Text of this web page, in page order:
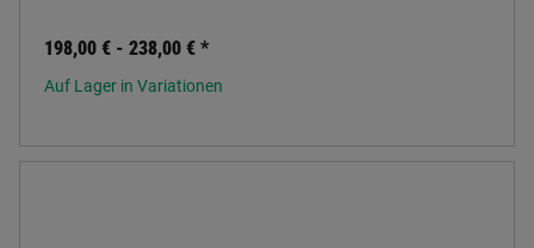
198,00 € - 238,00 € *
Auf Lager in Variationen